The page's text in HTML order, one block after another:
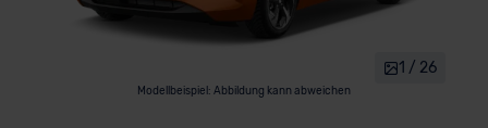
Modellbeispiel: Abbildung kann abweichen
1 / 26